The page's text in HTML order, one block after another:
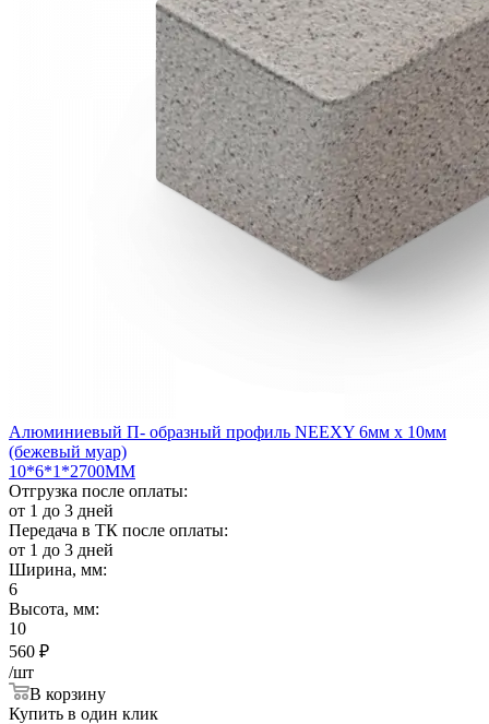
Алюминиевый П- образный профиль NEEXY 6мм х 10мм
(бежевый муар)
10*6*1*2700ММ
Отгрузка после оплаты:
от 1 до 3 дней
Передача в ТК после оплаты:
от 1 до 3 дней
Ширина, мм:
6
Высота, мм:
10
560 ₽
/шт
В корзину
Купить в один клик